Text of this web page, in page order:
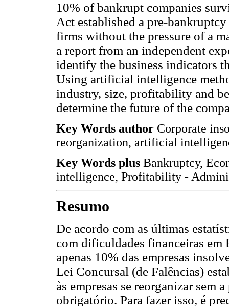
10% of bankrupt companies
Act established a pre-
firms without the pressure of a
a report from an independent
identify the business indicators
Using artificial intelligence
industry, size, profitability and
determine the future of the
Key Words author Corporate
reorganization, artificial
Key Words plus Bankruptcy,
intelligence, Profitability -
Resumo
De acordo com as últimas
com dificuldades financeiras em
apenas 10% das empresas
Lei Concursal (de Falências)
às empresas se reorganizar sem
obrigatório. Para fazer isso, é